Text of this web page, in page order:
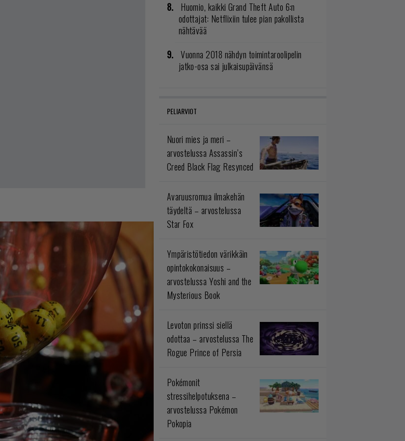
Huomio, kaikki Grand Theft Auto 6:n
odottajat: Netflixiin tulee pian pakollista
nähtävää
Vuonna 2018 nähdyn toimintaroolipelin
jatko-osa sai julkaisupäivänsä
PELIARVIOT
Nuori mies ja meri –
arvostelussa Assassin’s
Creed Black Flag Resynced
Avaruusromua ilmakehän
täydeltä – arvostelussa
Star Fox
Ympäristötiedon värikkäin
opintokokonaisuus –
arvostelussa Yoshi and the
Mysterious Book
Levoton prinssi siellä
odottaa – arvostelussa The
Rogue Prince of Persia
Pokémonit
stressihelpotuksena –
arvostelussa Pokémon
Pokopia